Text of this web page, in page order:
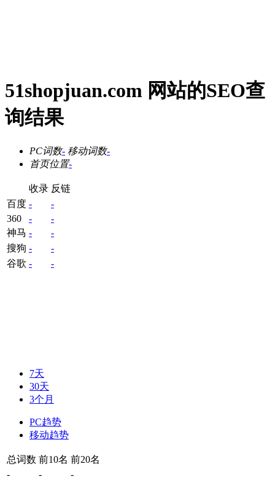
51shopjuan.com 网站的SEO查
询结果
PC词数- 移动词数-
首页位置-
收录 反链
百度 -
-
360
-
-
神马 -
-
搜狗 -
-
谷歌 - -
7天
30天
3个月
PC趋势
移动趋势
总词数 前10名 前20名
-
-
-